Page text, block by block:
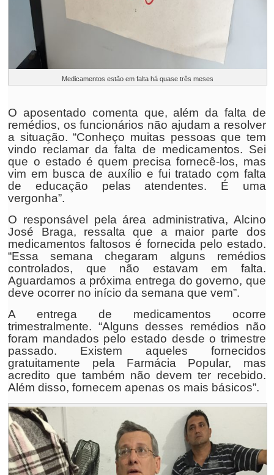
Medicamentos estão em falta há quase três meses
O aposentado comenta que, além da falta de
remédios, os funcionários não ajudam a resolver
a situação. “Conheço muitas pessoas que tem
vindo reclamar da falta de medicamentos. Sei
que o estado é quem precisa fornecê-los, mas
vim em busca de auxílio e fui tratado com falta
de educação pelas atendentes. É uma
vergonha”.
O responsável pela área administrativa, Alcino
José Braga, ressalta que a maior parte dos
medicamentos faltosos é fornecida pelo estado.
“Essa semana chegaram alguns remédios
controlados, que não estavam em falta.
Aguardamos a próxima entrega do governo, que
deve ocorrer no início da semana que vem”.
A entrega de medicamentos ocorre
trimestralmente. “Alguns desses remédios não
foram mandados pelo estado desde o trimestre
passado. Existem aqueles fornecidos
gratuitamente pela Farmácia Popular, mas
acredito que também não devem ter recebido.
Além disso, fornecem apenas os mais básicos”.